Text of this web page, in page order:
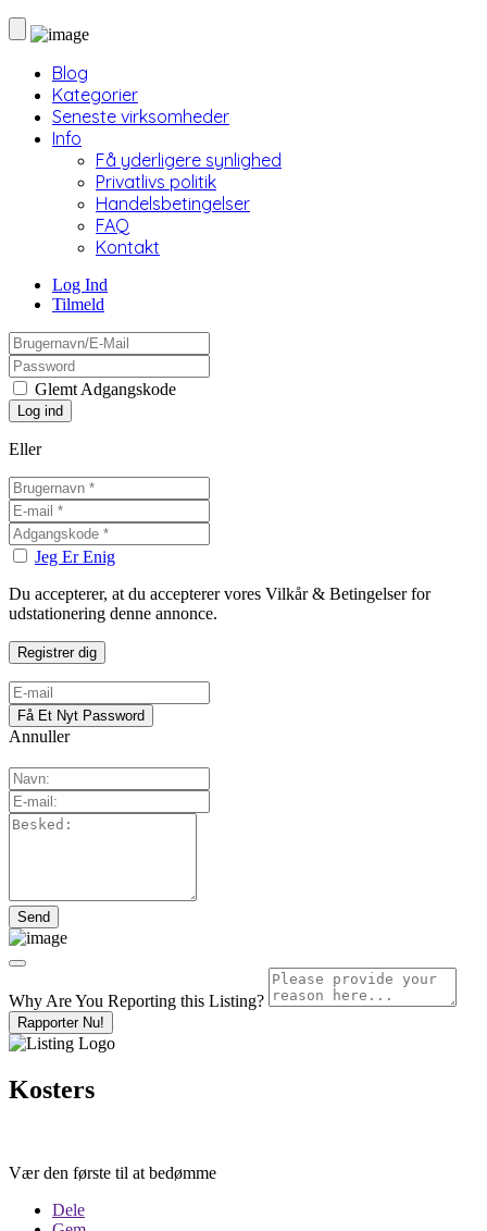
Blog
Kategorier
Seneste virksomheder
Info
Få yderligere synlighed
Privatlivs politik
Handelsbetingelser
FAQ
Kontakt
Log Ind
Tilmeld
Glemt Adgangskode
Eller
Jeg Er Enig
Du accepterer, at du accepterer vores Vilkår & Betingelser for
udstationering denne annonce.
Annuller
Why Are You Reporting this Listing?
Rapporter Nu!
Kosters
Vær den første til at bedømme
Dele